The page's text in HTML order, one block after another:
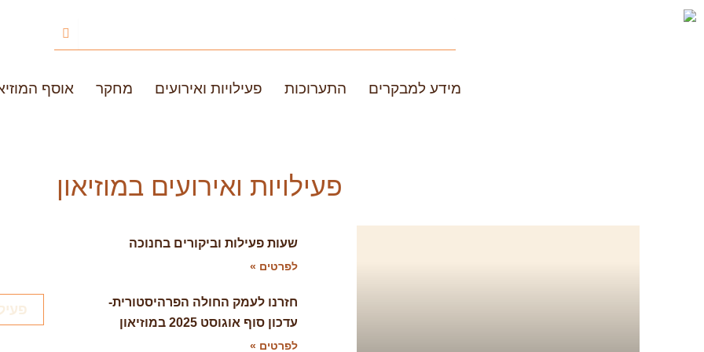
דילוג
מידע למבקרים התערוכות פעילויות ואירועים מחקר אוסף
פעילויות ואירועים במוזיאון
שעות פעילות וביקורים בחנוכה
לפרטים »
חזרנו לעמק החולה הפרהיסטורית-
עדכון סוף אוגוסט 2025 במוזיאון
לפרטים »